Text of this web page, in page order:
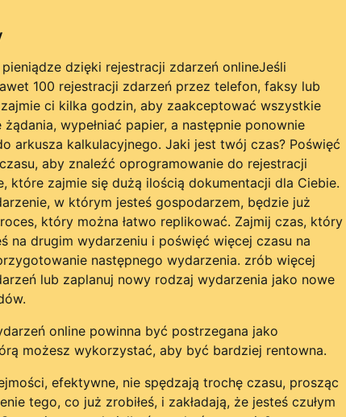
Jeśli
100 rejestracji zdarzeń przez telefon, faksy lub
ci kilka godzin, aby zaakceptować wszystkie
wypełniać papier, a następnie ponownie
arkusza kalkulacyjnego. Jaki jest twój czas? Poświęć
aby znaleźć oprogramowanie do rejestracji
które zajmie się dużą ilością dokumentacji dla Ciebie.
w którym jesteś gospodarzem, będzie już
który można łatwo replikować. Zajmij czas, który
na drugim wydarzeniu i poświęć więcej czasu na
następnego wydarzenia. zrób więcej
lub zaplanuj nowy rodzaj wydarzenia jako nowe
online powinna być postrzegana jako
możesz wykorzystać, aby być bardziej rentowna.
efektywne, nie spędzają trochę czasu, prosząc
tego, co już zrobiłeś, i zakładają, że jesteś czułym